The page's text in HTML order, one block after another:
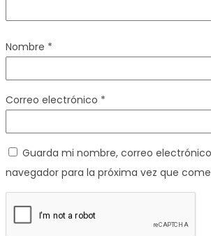
Nombre *
Correo electrónico *
Guarda mi nombre, correo
navegador para la próxima vez que